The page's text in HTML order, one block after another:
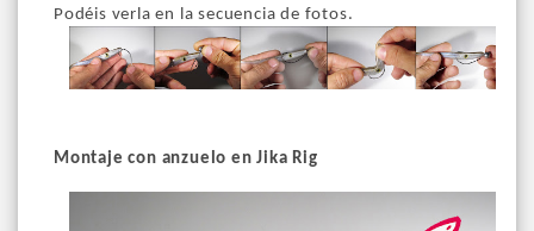
Podéis verla en la secuencia de fotos.
Montaje con anzuelo en Jika Rig